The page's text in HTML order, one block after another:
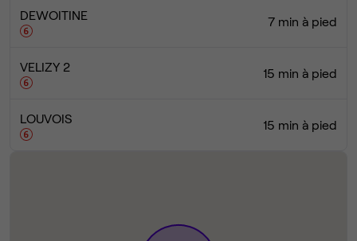
DEWOITINE 7 min à pied
VELIZY 2 15 min à pied
LOUVOIS 15 min à pied